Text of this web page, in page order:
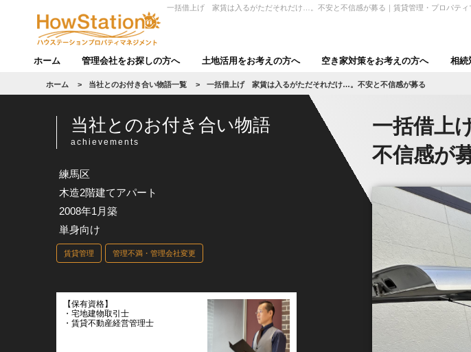
一括借上げ 家賃は入るがただそれだけ…。不安と不信感が募る｜賃貸管理・プロパテ
ホーム 管理会社をお探しの方へ 土地活用をお考えの方へ 空き家対策をお考えの方へ 相続
ホーム > 当社とのお付き合い物語一覧 > 一括借上げ 家賃は入るがただそれだけ…。不安と不信感が募る
当社とのお付き合い物語
achievements
練馬区
木造2階建てアパート
2008年1月築
単身向け
賃貸管理 管理不満・管理会社変更
【保有資格】
・宅地建物取引士
・賃貸不動産経営管理士
一括借上
不信感が